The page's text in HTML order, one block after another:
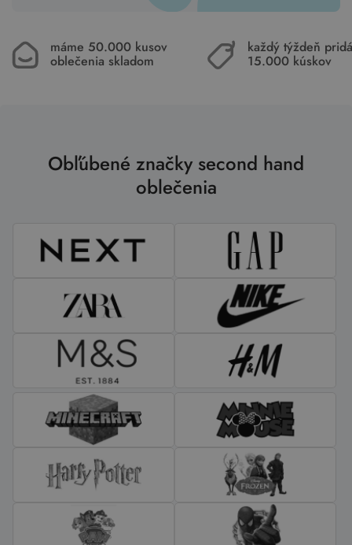
máme 50.000 kusov
oblečenia skladom
každý týždeň
15.000 kúskov
Obľúbené značky second hand
oblečenia